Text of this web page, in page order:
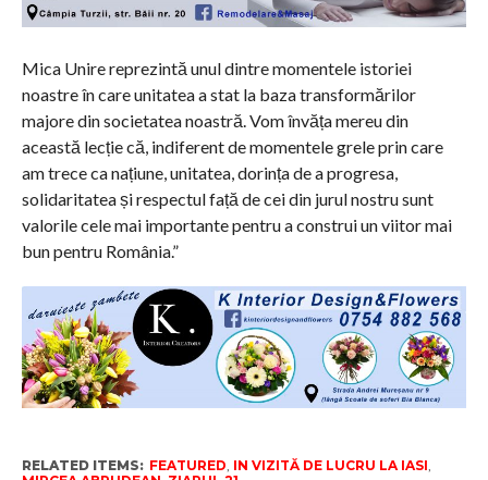
Mica Unire reprezintă unul dintre momentele istoriei
noastre în care unitatea a stat la baza transformărilor
majore din societatea noastră. Vom învăța mereu din
această lecție că, indiferent de momentele grele prin care
am trece ca națiune, unitatea, dorința de a progresa,
solidaritatea și respectul față de cei din jurul nostru sunt
valorile cele mai importante pentru a construi un viitor mai
bun pentru România.”
RELATED ITEMS: FEATURED IN VIZITĂ DE LUCRU LA IASI